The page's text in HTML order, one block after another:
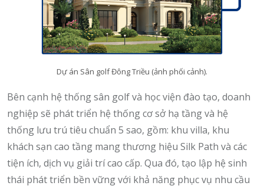
Dự án Sân golf Đông Triều (ảnh phối cảnh).
Bên cạnh hệ thống sân golf và học viện đào tạo, doanh
nghiệp sẽ phát triển hệ thống cơ sở hạ tầng và hệ
thống lưu trú tiêu chuẩn 5 sao, gồm: khu villa, khu
khách sạn cao tầng mang thương hiệu Silk Path và các
tiện ích, dịch vụ giải trí cao cấp. Qua đó, tạo lập hệ sinh
thái phát triển bền vững với khả năng phục vụ nhu cầu